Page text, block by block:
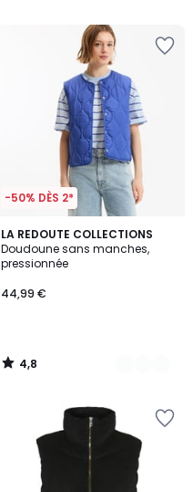
-50% DÈS 2*
LA REDOUTE COLLECTIONS
Doudoune sans manches,
pressionnée
44,99 €
4,8
/ 5
3
Couleurs
4,8
/